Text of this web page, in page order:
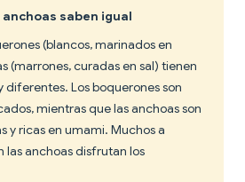
anchoas saben igual
(blancos, marinados en
(marrones, curadas en sal) tienen
diferentes. Los boquerones son
mientras que las anchoas son
y ricas en umami. Muchos a
las anchoas disfrutan los